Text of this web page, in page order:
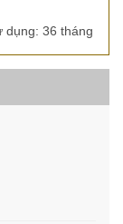
dụng: 36 tháng